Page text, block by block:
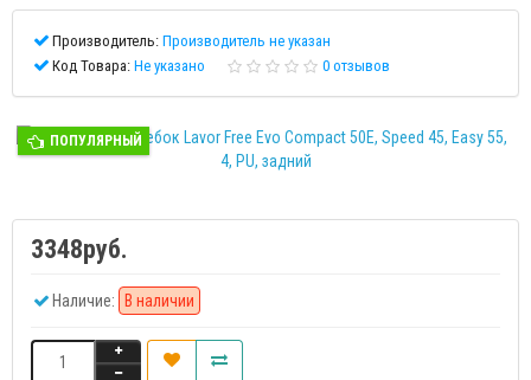
Производитель: Производитель не указан
Код Товара: Не указано 0 отзывов
ПОПУЛЯРНЫЙ
3348руб.
Наличие: В наличии